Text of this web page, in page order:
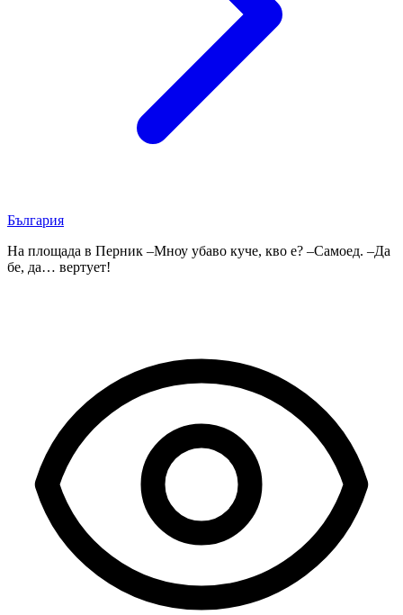
България
На площада в Перник –Мноу убаво куче, кво е? –Самоед. –Да
бе, да… вертует!